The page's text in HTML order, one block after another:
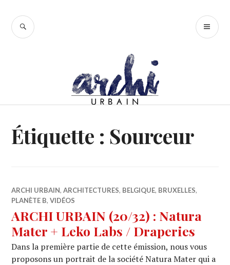
contenu
RECHERCHE
Étiquette : Sourceur
ARCHI URBAIN,ARCHITECTURES, BELGIQUE, BRUXELLES,
PLANÈTE B,VIDÉOS
ARCHI URBAIN (20/32) : Natura
Mater + Leko Labs / Draperies
Dans la première partie de cette émission, nous vous
proposons un portrait de la société Natura Mater qui a